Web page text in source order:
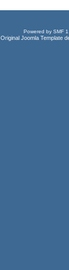
Powered by SMF
Original Joomla Template